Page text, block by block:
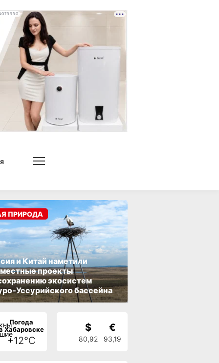
и Китай наметили
проекты
экосистем
бассейна
ПРИРОДА
Погода
Хабаровске
+12°C
$
80,92
€
93,19